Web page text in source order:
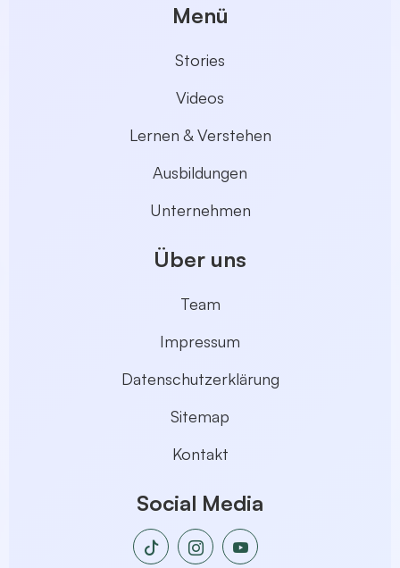
Menü
Stories
Videos
Lernen & Verstehen
Ausbildungen
Unternehmen
Über uns
Team
Impressum
Datenschutzerklärung
Sitemap
Kontakt
Social Media